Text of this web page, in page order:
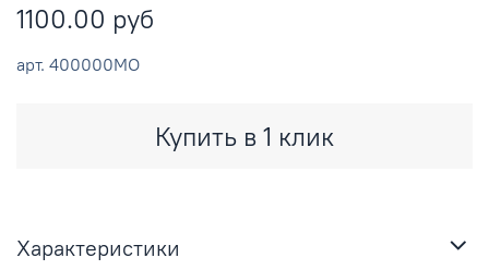
арт. 400000MO
1100.00 руб
Купить в 1 клик
Характеристики